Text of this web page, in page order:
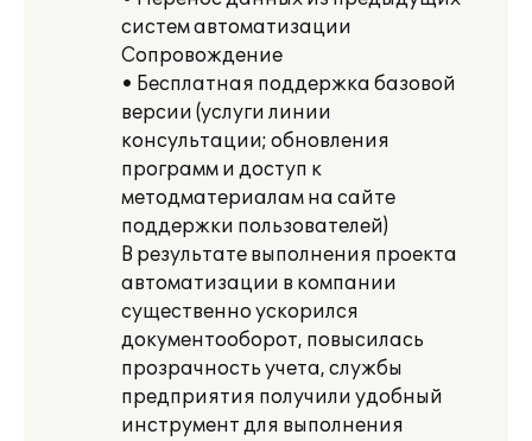
систем автоматизации
Сопровождение
• Бесплатная поддержка базовой
версии (услуги линии
консультации; обновления
программ и доступ к
методматериалам на сайте
поддержки пользователей)
В результате выполнения проекта
автоматизации в компании
существенно ускорился
документооборот, повысилась
прозрачность учета, службы
предприятия получили удобный
инструмент для выполнения